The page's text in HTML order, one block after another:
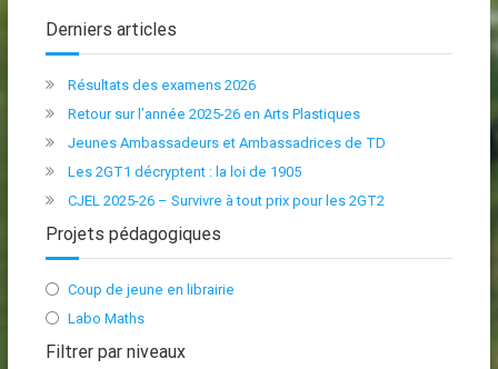
Derniers articles
Résultats des examens 2026
Retour sur l’année 2025-26 en Arts Plastiques
Jeunes Ambassadeurs et Ambassadrices de TD
Les 2GT1 décryptent : la loi de 1905
CJEL 2025-26 – Survivre à tout prix pour les 2GT2
Projets pédagogiques
Coup de jeune en librairie
Labo Maths
Filtrer par niveaux